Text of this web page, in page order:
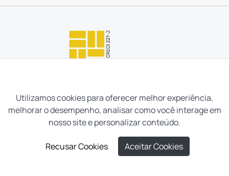
Neves e Filhos Administração e Intermediação de Imóveis
Utilizamos cookies para oferecer melhor experiência,
melhorar o desempenho, analisar como você interage em
nosso site e personalizar conteúdo.
Recusar Cookies Aceitar Cookies